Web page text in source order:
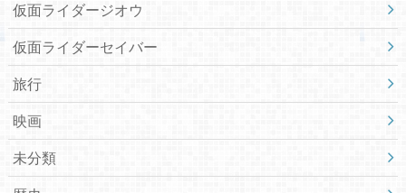
仮面ライダージオウ
仮面ライダーセイバー
旅行
映画
未分類